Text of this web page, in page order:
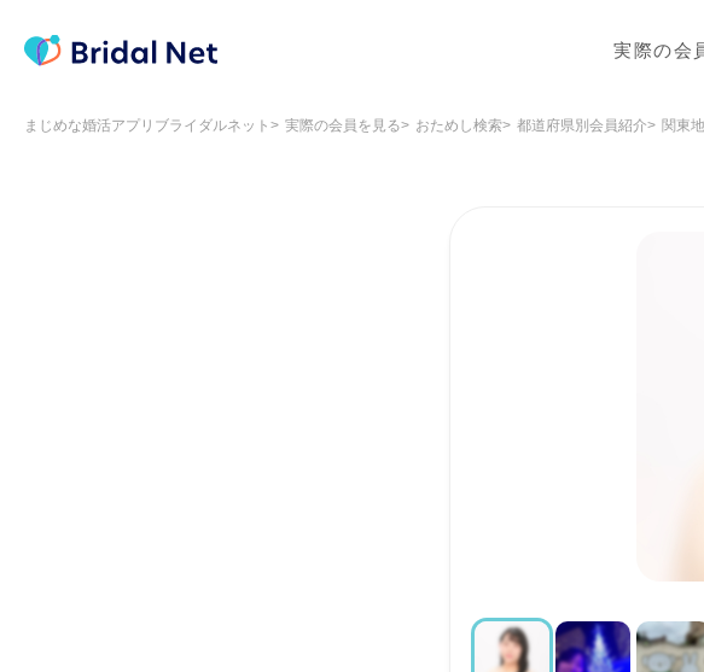
実際の会
まじめな婚活アプリブライダルネット 実際の会員を見る おためし検索 都道府県別会員紹介 関東